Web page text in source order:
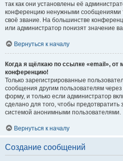
так как они установлены её
конференцию ненужными сообщениями
своё звание. На большинстве
или администратор понизят значение
Вернуться к началу
Когда я щёлкаю по ссылке «email», от
конференцию!
Только зарегистрированные
сообщения другим пользователям
форму, и только если администратор
сделано для того, чтобы предотвратить
системой анонимными пользователями.
Вернуться к началу
Создание сообщений